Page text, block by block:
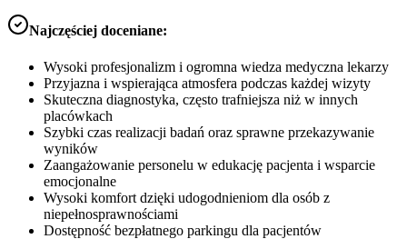
Najczęściej doceniane:
Wysoki profesjonalizm i ogromna wiedza medyczna lekarzy
Przyjazna i wspierająca atmosfera podczas każdej wizyty
Skuteczna diagnostyka, często trafniejsza niż w innych
placówkach
Szybki czas realizacji badań oraz sprawne przekazywanie
wyników
Zaangażowanie personelu w edukację pacjenta i wsparcie
emocjonalne
Wysoki komfort dzięki udogodnieniom dla osób z
niepełnosprawnościami
Dostępność bezpłatnego parkingu dla pacjentów